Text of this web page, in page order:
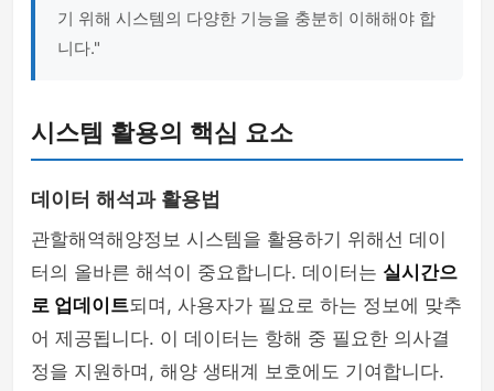
기 위해 시스템의 다양한 기능을 충분히 이해해야 합
니다."
시스템 활용의 핵심 요소
데이터 해석과 활용법
관할해역해양정보 시스템을 활용하기 위해선 데이
터의 올바른 해석이 중요합니다. 데이터는 실시간으
로 업데이트되며, 사용자가 필요로 하는 정보에 맞추
어 제공됩니다. 이 데이터는 항해 중 필요한 의사결
정을 지원하며, 해양 생태계 보호에도 기여합니다.